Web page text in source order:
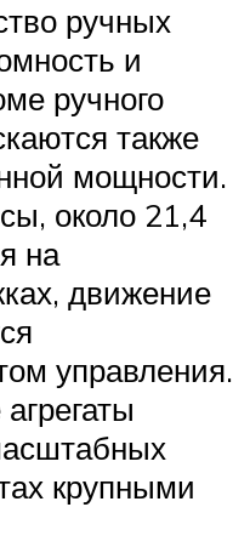
ручных
и
ручного
также
мощности.
около 21,4
на
движение
управления.
крупными